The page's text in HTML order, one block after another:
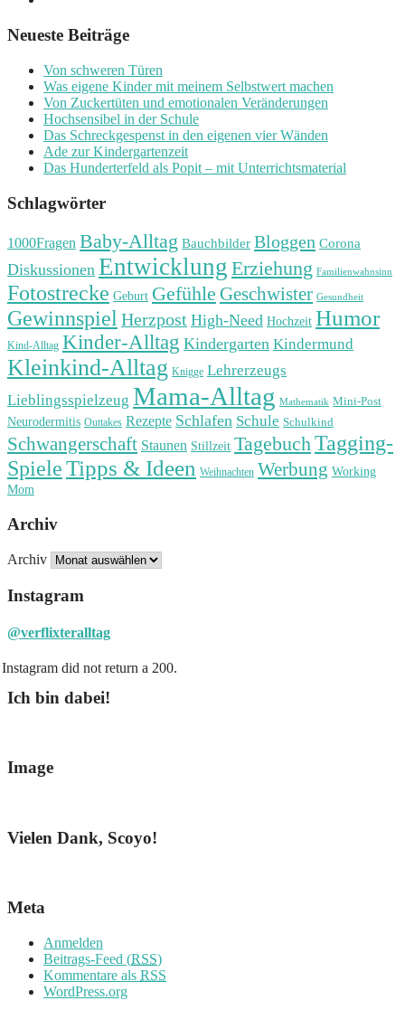
Neueste Beiträge
Von schweren Türen
Was eigene Kinder mit meinem Selbstwert machen
Von Zuckertüten und emotionalen Veränderungen
Hochsensibel in der Schule
Das Schreckgespenst in den eigenen vier Wänden
Ade zur Kindergartenzeit
Das Hunderterfeld als Popit – mit Unterrichtsmaterial
Schlagwörter
1000Fragen Baby-Alltag Bauchbilder Bloggen Corona
Diskussionen Entwicklung Erziehung Familienwahnsinn
Fotostrecke Geburt Gefühle Geschwister Gesundheit
Gewinnspiel Herzpost High-Need Hochzeit Humor
Kind-Alltag Kinder-Alltag Kindergarten Kindermund
Kleinkind-Alltag Knigge Lehrerzeugs
Lieblingsspielzeug Mama-Alltag Mathematik Mini-Post
Neurodermitis Outtakes Rezepte Schlafen Schule Schulkind
Schwangerschaft Staunen Stillzeit TagebuchTagging-
SpieleTipps & Ideen Weihnachten Werbung Working
Mom
Archiv
Archiv
Instagram
@verflixteralltag
Instagram did not return a 200.
Ich bin dabei!
Image
Vielen Dank, Scoyo!
Meta
Anmelden
Beitrags-Feed (RSS)
Kommentare als RSS
WordPress.org